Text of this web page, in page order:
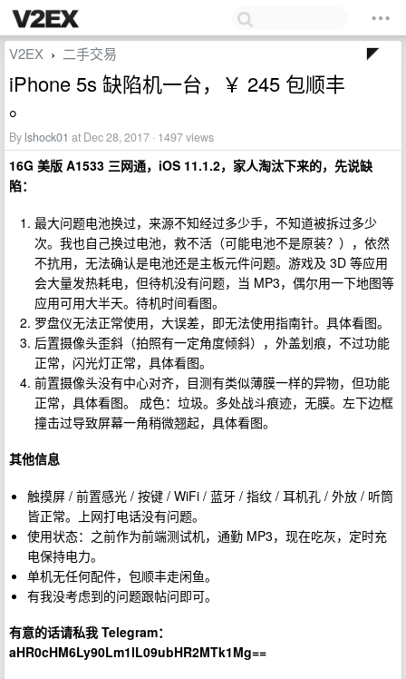
V2EX › 二手交易
iPhone 5s 缺陷机一台，￥ 245 包顺丰
。
By lshock01 at Dec 28, 2017 · 1497 views
16G 美版 A1533 三网通，iOS 11.1.2，家人淘汰下来的，先说缺
陷：
最大问题电池换过，来源不知经过多少手，不知道被拆过多少
次。我也自己换过电池，救不活（可能电池不是原装？），依然
不抗用，无法确认是电池还是主板元件问题。游戏及 3D 等应用
会大量发热耗电，但待机没有问题，当 MP3，偶尔用一下地图等
应用可用大半天。待机时间看图。
罗盘仪无法正常使用，大误差，即无法使用指南针。具体看图。
后置摄像头歪斜（拍照有一定角度倾斜），外盖划痕，不过功能
正常，闪光灯正常，具体看图。
前置摄像头没有中心对齐，目测有类似薄膜一样的异物，但功能
正常，具体看图。 成色：垃圾。多处战斗痕迹，无膜。左下边框
撞击过导致屏幕一角稍微翘起，具体看图。
其他信息
触摸屏 / 前置感光 / 按键 / WiFi / 蓝牙 / 指纹 / 耳机孔 / 外放 / 听筒
皆正常。上网打电话没有问题。
使用状态：之前作为前端测试机，通勤 MP3，现在吃灰，定时充
电保持电力。
单机无任何配件，包顺丰走闲鱼。
有我没考虑到的问题跟帖问即可。
有意的话请私我 Telegram：
aHR0cHM6Ly90Lm1lL09ubHR2MTk1Mg==